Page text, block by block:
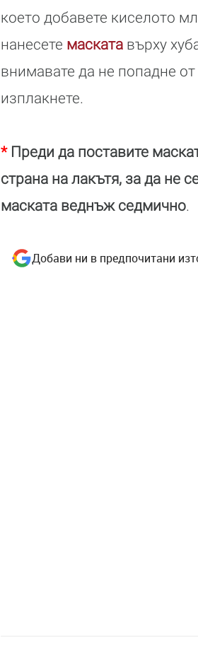
което добавете киселото
нанесете маската върху
внимавате да не попадне
изплакнете.
*Преди да поставите
страна на лакътя, за да не
маската веднъж седмично.
Добави ни в предпочитани